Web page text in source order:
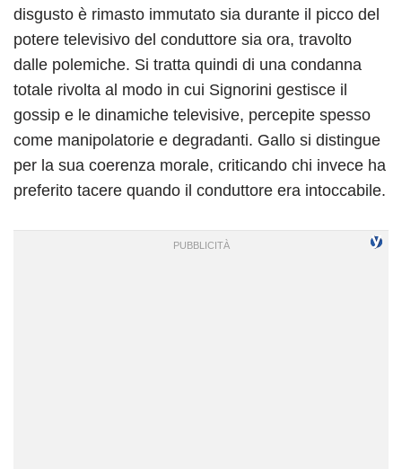
disgusto è rimasto immutato sia durante il picco del
potere televisivo del conduttore sia ora, travolto
dalle polemiche. Si tratta quindi di una condanna
totale rivolta al modo in cui Signorini gestisce il
gossip e le dinamiche televisive, percepite spesso
come manipolatorie e degradanti. Gallo si distingue
per la sua coerenza morale, criticando chi invece ha
preferito tacere quando il conduttore era intoccabile.